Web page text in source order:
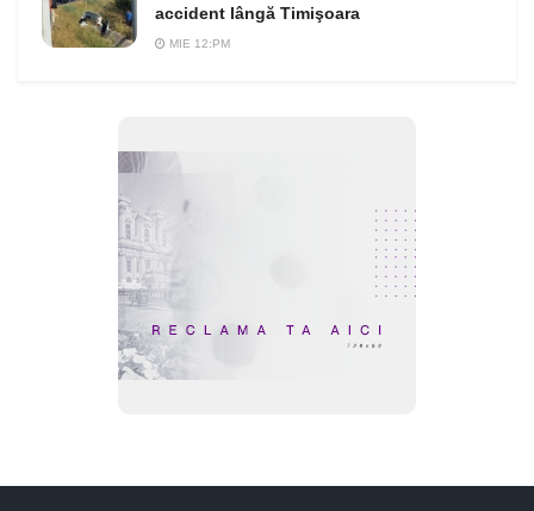
accident lângă Timişoara
MIE 12:PM